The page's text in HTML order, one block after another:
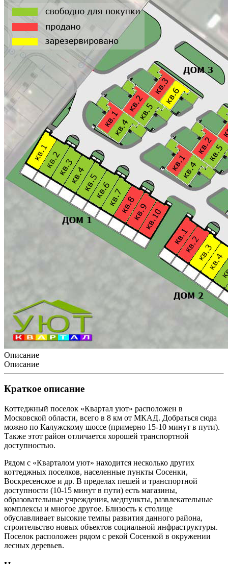
Описание
Описание
Краткое описание
Коттеджный поселок «Квартал уют» расположен в
Московской области, всего в 8 км от МКАД. Добраться сюда
можно по Калужскому шоссе (примерно 15-10 минут в пути).
Также этот район отличается хорошей транспортной
доступностью.
Рядом с «Кварталом уют» находится несколько других
коттеджных поселков, населенные пункты Сосенки,
Воскресенское и др. В пределах пешей и транспортной
доступности (10-15 минут в пути) есть магазины,
образовательные учреждения, медпункты, развлекательные
комплексы и многое другое. Близость к столице
обуславливает высокие темпы развития данного района,
строительство новых объектов социальной инфраструктуры.
Поселок расположен рядом с рекой Сосенкой в окружении
лесных деревьев.